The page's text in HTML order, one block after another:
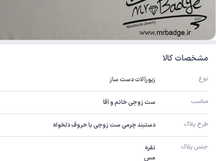
مشخصات کالا
نوع زیورآلات دست ساز
مناسب ست زوجی خانم و آقا
طرح پلاک دستبند چرمی ست زوجی با حروف دلخواه
جنس پلاک